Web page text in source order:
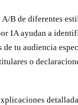
A/B de diferentes
IA ayudan a
de tu audiencia
o